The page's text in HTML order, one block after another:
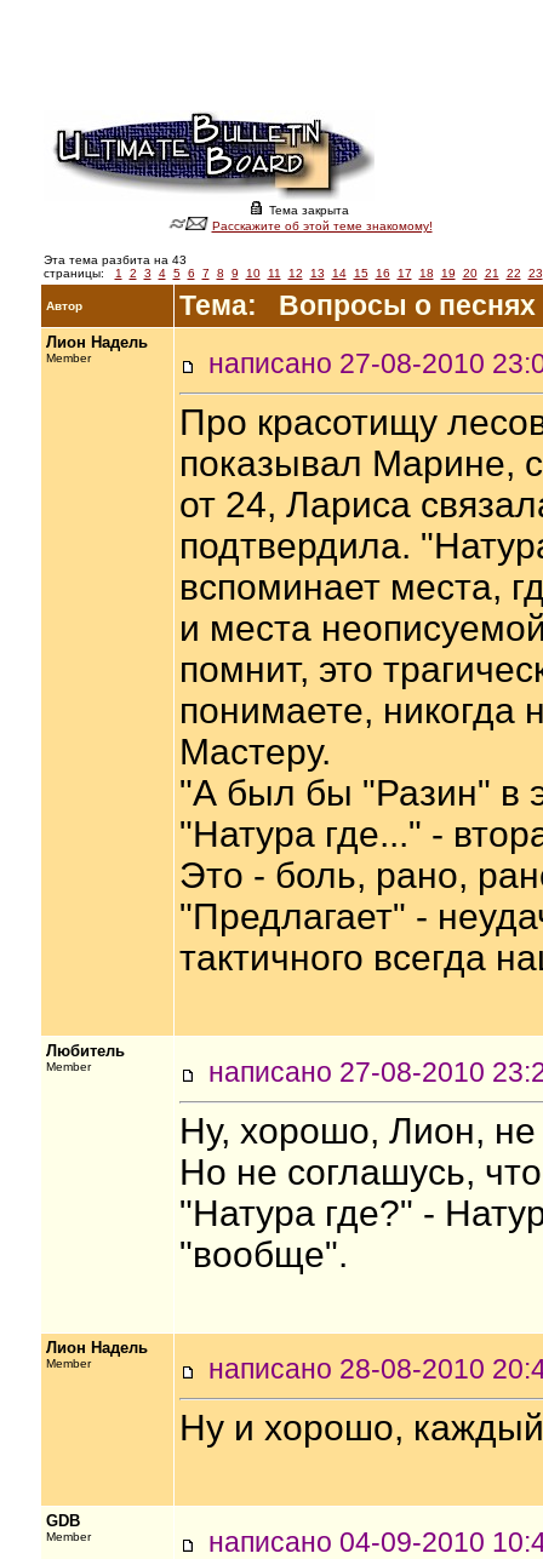
Тема закрыта
Расскажите об этой теме знакомому!
Эта тема разбита на 43
страницы:
1 2 3 4 5 6 7 8 9 10 11 12 13 14 15 16 17 18 19 20 21 22 23
Автор Тема: Вопросы о песнях
Лион Надель
Member написано 27-08-2010
Про красотищу
показывал Марине,
от 24, Лариса
подтвердила.
вспоминает места,
и места
помнит, это
понимаете, никогда
Мастеру.
"А был бы "Разин" в
"Натура где..." -
Это - боль, рано,
"Предлагает" -
тактичного всегда
Любитель
Member написано 27-08-2010
Ну, хорошо, Лион, не
Но не соглашусь,
"Натура где?" -
"вообще".
Лион Надель
Member написано 28-08-2010
Ну и хорошо,
GDB
Member написано 04-09-2010